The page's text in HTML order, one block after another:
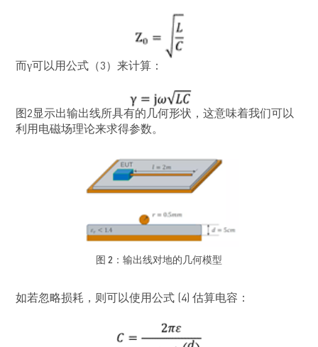
而γ可以用公式（3）来计算：
图2显示出输出线所具有的几何形状，这意味着我们可以
利用电磁场理论来求得参数。
图 2：输出线对地的几何模型
如若忽略损耗，则可以使用公式 (4) 估算电容：